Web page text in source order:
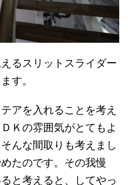
るスリットスライダー
す。
アを入れることを考え
Ｋの雰囲気がとてもよ
んな間取りも考えまし
たのです。その我慢
と考えると、してやっ